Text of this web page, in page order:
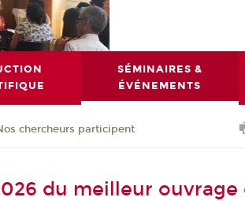
SÉMINAIRES &
ÉVÉNEMENTS
chercheurs participent
du meilleur ouvrage